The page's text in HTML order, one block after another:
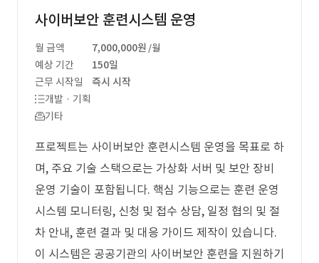
사이버보안 훈련시스템 운영
월 금액 7,000,000원 /월
예상 기간
150일
근무 시작일
즉시 시작
개발 · 기획
기타
프로젝트는 사이버보안 훈련시스템 운영을 목표로 하
며, 주요 기술 스택으로는 가상화 서버 및 보안 장비
운영 기술이 포함됩니다. 핵심 기능으로는 훈련 운영
시스템 모니터링, 신청 및 접수 상담, 일정 협의 및 절
차 안내, 훈련 결과 및 대응 가이드 제작이 있습니다.
이 시스템은 공공기관의 사이버보안 훈련을 지원하기